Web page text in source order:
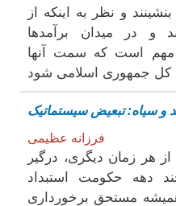
و نظر به اینکه از
و در میدان برآمدها
مهم است که سمت آنها
فرزانه عظیمی
هر زمان دیگری، درگیر
دهه حکومت استبداد
مستحق برخورداری